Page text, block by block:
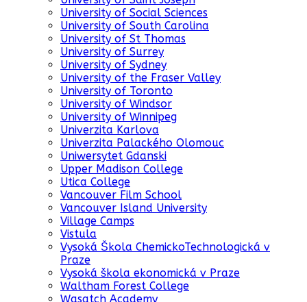
University of Social Sciences
University of South Carolina
University of St Thomas
University of Surrey
University of Sydney
University of the Fraser Valley
University of Toronto
University of Windsor
University of Winnipeg
Univerzita Karlova
Univerzita Palackého Olomouc
Uniwersytet Gdanski
Upper Madison College
Utica College
Vancouver Film School
Vancouver Island University
Village Camps
Vistula
Vysoká Škola ChemickoTechnologická v
Praze
Vysoká škola ekonomická v Praze
Waltham Forest College
Wasatch Academy